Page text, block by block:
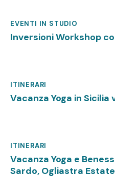
EVENTI IN STUDIO
Inversioni Workshop
ITINERARI
Vacanza Yoga in Sicilia
ITINERARI
Vacanza Yoga e
Sardo, Ogliastra